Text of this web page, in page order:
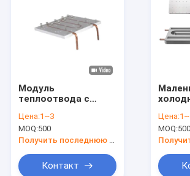
Модуль
теплоотвода с
холодной
пластиной Модуль
теплоотвода с
теплоотводной
панелью
Цена:1~3
MOQ:500
Получить последнюю цену
Контакт
Цена:
MOQ:500